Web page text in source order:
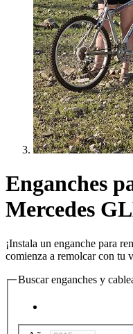
Enganches
Mercedes
¡Instala un enganche para
comienza a remolcar con tu
Buscar enganches y